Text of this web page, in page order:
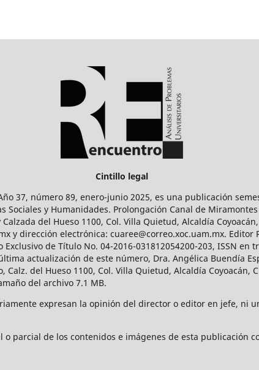
Cintillo legal
37, número 89, enero-junio 2025, es una publicación
y Humanidades. Prolongación Canal de Miramontes
del Hueso 1100, Col. Villa Quietud, Alcaldía
y dirección electrónica: cuaree@correo.xoc.uam.mx. Editor
de Título No. 04-2016-031812054200-203, ISSN
actualización de este número, Dra. Angélica Buendía
del Hueso 1100, Col. Villa Quietud, Alcaldía Coyoacán,
del archivo 7.1 MB.
expresan la opinión del director o editor en jefe, ni
parcial de los contenidos e imágenes de esta publicación